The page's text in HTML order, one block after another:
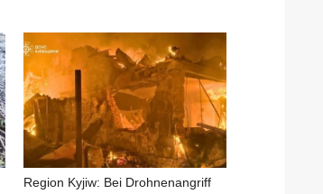
Region Kyjiw: Bei Drohnenangriff